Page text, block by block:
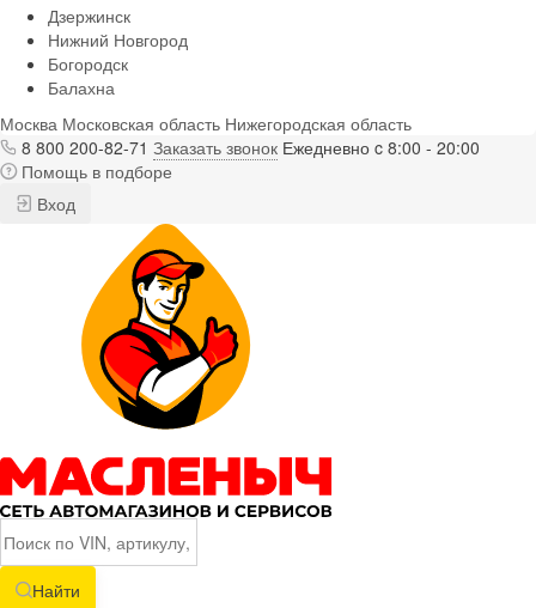
Дзержинск
Нижний Новгород
Богородск
Балахна
Москва Московская область Нижегородская область
8 800 200-82-71 Заказать звонок Ежедневно c 8:00 - 20:00
Помощь в подборе
Вход
Найти